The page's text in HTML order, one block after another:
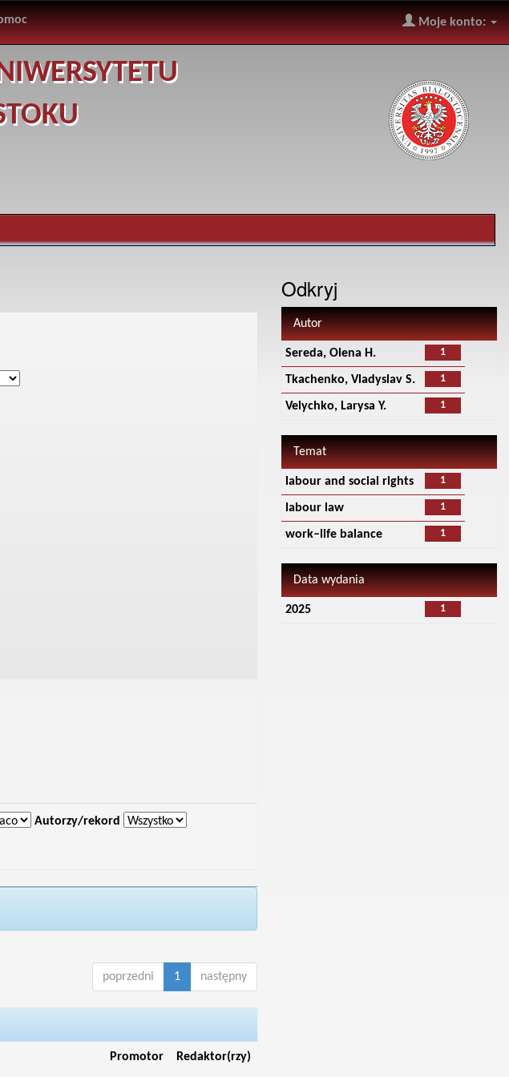
Moje konto:
Autorzy/rekord
poprzedni 1 następny
Promotor Redaktor(rzy)
Odkryj
Autor
1
Sereda, Olena H.
1
Tkachenko, Vladyslav S.
1
Velychko, Larysa Y.
Temat
1
labour and social rights
1
labour law
1
work–life balance
Data wydania
1
2025